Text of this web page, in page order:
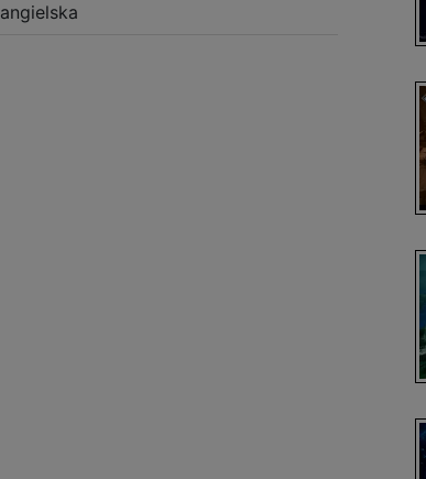
angielska